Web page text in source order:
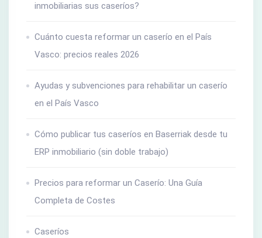
inmobiliarias sus caseríos?
Cuánto cuesta reformar un caserío en el País
Vasco: precios reales 2026
Ayudas y subvenciones para rehabilitar un caserío
en el País Vasco
Cómo publicar tus caseríos en Baserriak desde tu
ERP inmobiliario (sin doble trabajo)
Precios para reformar un Caserío: Una Guía
Completa de Costes
Caseríos